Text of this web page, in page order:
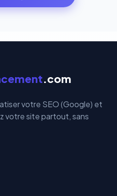
sont gérées directement et
.com
votre SEO (Google) et
votre site partout, sans